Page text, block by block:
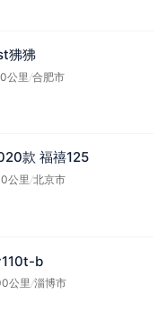
狒狒
公里 /合肥市
款 福禧125
公里 /北京市
b
公里 /淄博市